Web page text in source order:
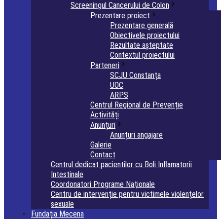
Screeningul Cancerului de Colon
Prezentare proiect
Prezentare generală
Obiectivele proiectului
Rezultate așteptate
Contextul proiectului
Parteneri
SCJU Constanța
UOC
ARPS
Centrul Regional de Prevenție
Activități
Anunțuri
Anunțuri angajare
Galerie
Contact
Centrul dedicat pacientilor cu Boli Inflamatorii
Intestinale
Coordonatori Programe Naţionale
Centru de intervenție pentru victimele violențelor
sexuale
Fundația Mecena